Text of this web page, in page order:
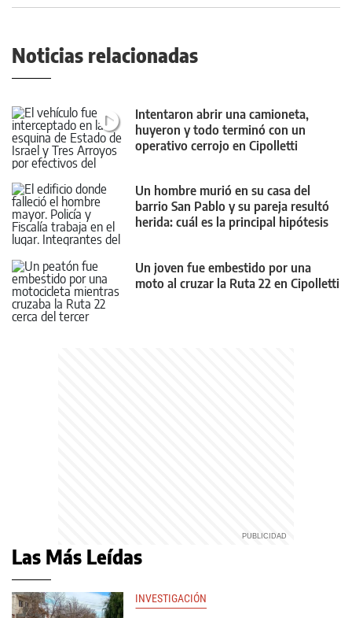
Noticias relacionadas
Intentaron abrir una camioneta,
huyeron y todo terminó con un
operativo cerrojo en Cipolletti
Un hombre murió en su casa del
barrio San Pablo y su pareja resultó
herida: cuál es la principal hipótesis
Un joven fue embestido por una
moto al cruzar la Ruta 22 en Cipolletti
Las Más Leídas
INVESTIGACIÓN